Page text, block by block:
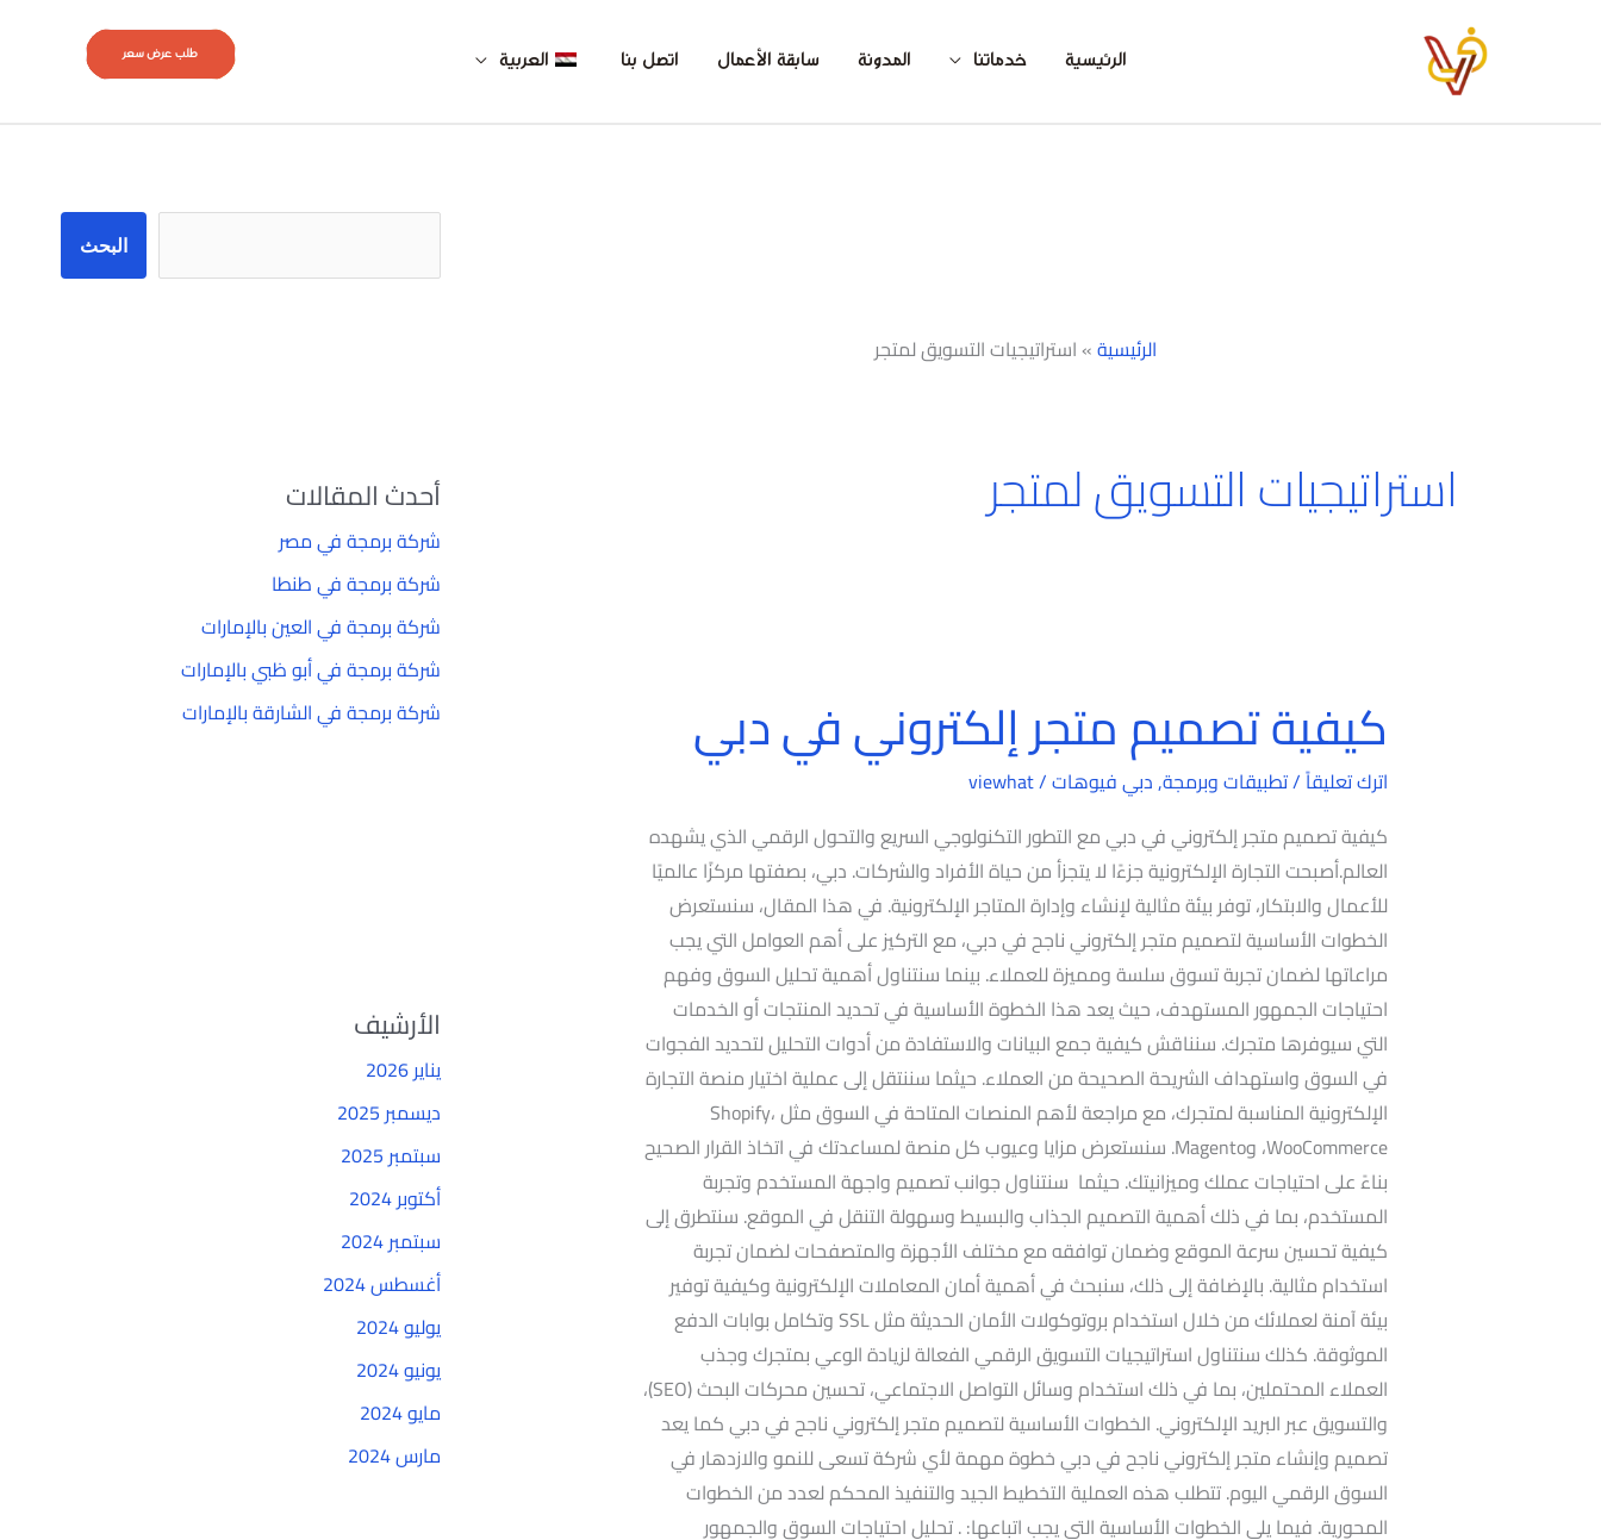
الرئيسية خدماتنا المدونة سابقة الأعمال اتصل بنا العربية طلب عرض سعر
الرئيسية» استراتيجيات التسويق لمتجر
استراتيجيات التسويق لمتجر
كيفية تصميم متجر إلكتروني في دبي
اترك تعليقاً/تطبيقات وبرمجة,دبي فيوهات/
viewhat
كيفية تصميم متجر إلكتروني في دبي مع التطور التكنولوجي السريع والتحول الرقمي الذي يشهده
العالم.أصبحت التجارة الإلكترونية جزءًا لا يتجزأ من حياة الأفراد والشركات. دبي، بصفتها مركزًا عالميًا
للأعمال والابتكار، توفر بيئة مثالية لإنشاء وإدارة المتاجر الإلكترونية. في هذا المقال، سنستعرض
الخطوات الأساسية لتصميم متجر إلكتروني ناجح في دبي، مع التركيز على أهم العوامل التي يجب
مراعاتها لضمان تجربة تسوق سلسة ومميزة للعملاء. بينما سنتناول أهمية تحليل السوق وفهم
احتياجات الجمهور المستهدف، حيث يعد هذا الخطوة الأساسية في تحديد المنتجات أو الخدمات
التي سيوفرها متجرك. سنناقش كيفية جمع البيانات والاستفادة من أدوات التحليل لتحديد الفجوات
في السوق واستهداف الشريحة الصحيحة من العملاء. حيثما سننتقل إلى عملية اختيار منصة التجارة
الإلكترونية المناسبة لمتجرك، مع مراجعة لأهم المنصات المتاحة في السوق مثل Shopify،
WooCommerce، وMagento. سنستعرض مزايا وعيوب كل منصة لمساعدتك في اتخاذ القرار الصحيح
بناءً على احتياجات عملك وميزانيتك. حيثما سنتناول جوانب تصميم واجهة المستخدم وتجربة
المستخدم، بما في ذلك أهمية التصميم الجذاب والبسيط وسهولة التنقل في الموقع. سنتطرق إلى
كيفية تحسين سرعة الموقع وضمان توافقه مع مختلف الأجهزة والمتصفحات لضمان تجربة
استخدام مثالية. بالإضافة إلى ذلك، سنبحث في أهمية أمان المعاملات الإلكترونية وكيفية توفير
بيئة آمنة لعملائك من خلال استخدام بروتوكولات الأمان الحديثة مثل SSL وتكامل بوابات الدفع
الموثوقة. كذلك سنتناول استراتيجيات التسويق الرقمي الفعالة لزيادة الوعي بمتجرك وجذب
العملاء المحتملين، بما في ذلك استخدام وسائل التواصل الاجتماعي، تحسين محركات البحث (SEO)،
والتسويق عبر البريد الإلكتروني. الخطوات الأساسية لتصميم متجر إلكتروني ناجح في دبي كما يعد
تصميم وإنشاء متجر إلكتروني ناجح في دبي خطوة مهمة لأي شركة تسعى للنمو والازدهار في
السوق الرقمي اليوم. تتطلب هذه العملية التخطيط الجيد والتنفيذ المحكم لعدد من الخطوات
المحورية. فيما يلي الخطوات الأساسية التي يجب اتباعها: . تحليل احتياجات السوق والجمهور
كيفية
تصميم
متجر
في
دبي
البحث
أحدث المقالات
شركة برمجة في مصر
شركة برمجة في طنطا
شركة برمجة في العين بالإمارات
شركة برمجة في أبو ظبي بالإمارات
شركة برمجة في الشارقة بالإمارات
الأرشيف
يناير 2026
ديسمبر 2025
سبتمبر 2025
أكتوبر 2024
سبتمبر 2024
أغسطس 2024
يوليو 2024
يونيو 2024
مايو 2024
مارس 2024